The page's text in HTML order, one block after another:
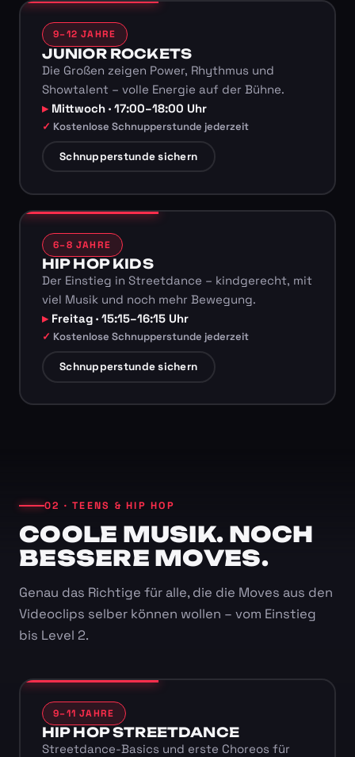
9–12 JAHRE
JUNIOR ROCKETS
Die Großen zeigen Power, Rhythmus und
Showtalent – volle Energie auf der Bühne.
Mittwoch · 17:00–18:00 Uhr
Kostenlose Schnupperstunde jederzeit
Schnupperstunde sichern
6–8 JAHRE
HIP HOP KIDS
Der Einstieg in Streetdance – kindgerecht, mit
viel Musik und noch mehr Bewegung.
Freitag · 15:15–16:15 Uhr
Kostenlose Schnupperstunde jederzeit
Schnupperstunde sichern
02 · TEENS & HIP HOP
COOLE MUSIK. NOCH
BESSERE MOVES.
Genau das Richtige für alle, die die Moves aus den
Videoclips selber können wollen – vom Einstieg
bis Level 2.
9–11 JAHRE
HIP HOP STREETDANCE
Streetdance-Basics und erste Choreos für